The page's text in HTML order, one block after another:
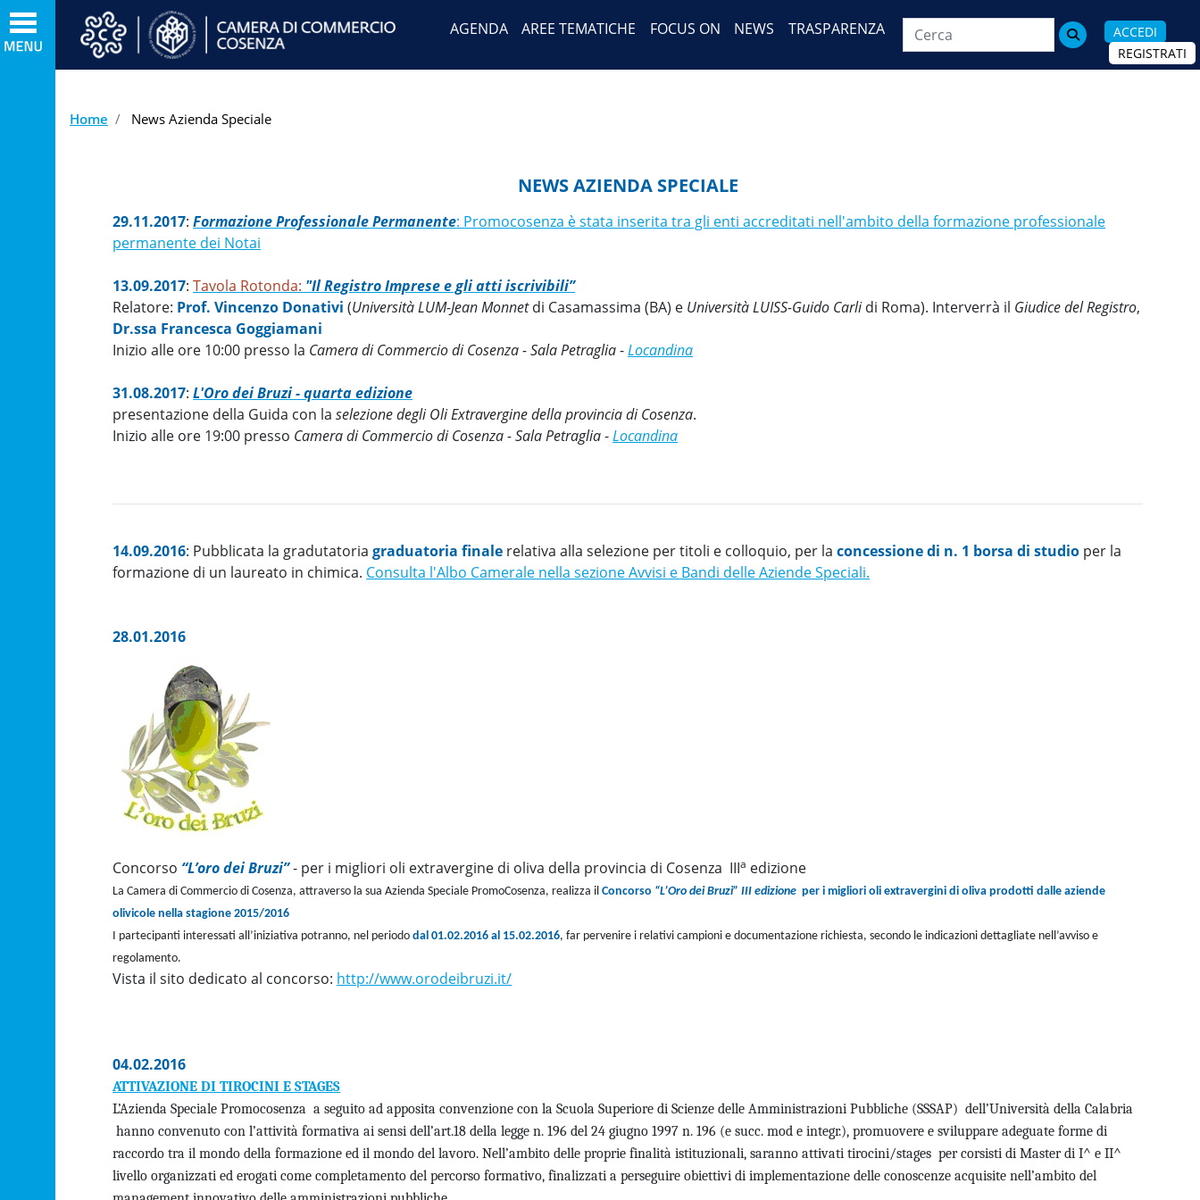
al
principale
AGENDA AREE TEMATICHE FOCUS ON NEWS TRASPARENZA 
ACCEDI
REGISTRATI
Home News Azienda Speciale
NEWS AZIENDA SPECIALE
29.11.2017:Formazione Professionale Permanente: Promocosenza è stata inserita tra gli enti accreditati nell'ambito della formazione professionale
permanente dei Notai
13.09.2017:Tavola Rotonda: "Il Registro Imprese e gli atti iscrivibili”
Relatore: Prof. Vincenzo Donativi (Università LUM-Jean Monnetdi Casamassima (BA) e Università LUISS-Guido Carlidi Roma). Interverrà il Giudice del Registro,
Dr.ssa Francesca Goggiamani
Inizio alle ore 10:00 presso la Camera di Commercio di Cosenza - Sala Petraglia-Locandina
31.08.2017:L'Oro dei Bruzi - quarta edizione
presentazione della Guida con laselezione degli Oli Extravergine della provincia di Cosenza.
Inizio alle ore 19:00 presso Camera di Commercio di Cosenza - Sala Petraglia-Locandina
14.09.2016: Pubblicata la gradutatoriagraduatoria finale relativa alla selezione per titoli e colloquio, per laconcessione di n. 1 borsa di studio per la
formazione di un laureato in chimica. Consulta l'Albo Camerale nella sezione Avvisi e Bandi delle Aziende Speciali.
28.01.2016
Concorso “L’oro dei Bruzi”- per i migliori oli extravergine di oliva della provincia di Cosenza IIIa edizione
La Camera di Commercio di Cosenza, attraverso la sua Azienda Speciale PromoCosenza, realizza ilConcorso “L’Oro dei Bruzi” III edizione per i migliori oli extravergini di oliva prodotti dalle aziende
olivicole nella stagione 2015/2016
I partecipanti interessati all’iniziativa potranno, nel periododal 01.02.2016 al 15.02.2016, far pervenire i relativi campioni e documentazione richiesta, secondo le indicazioni dettagliate nell’avviso e
regolamento.
Vista il sito dedicato al concorso: http://www.orodeibruzi.it/
04.02.2016
ATTIVAZIONE DI TIROCINI E STAGES
L’Azienda Speciale Promocosenza a seguito ad apposita convenzione con la Scuola Superiore di Scienze delle Amministrazioni Pubbliche (SSSAP) dell’Università della Calabria
hanno convenuto con l’attività formativa ai sensi dell’art.18 della legge n. 196 del 24 giugno 1997 n. 196 (e succ. mod e integr.), promuovere e sviluppare adeguate forme di
raccordo tra il mondo della formazione ed il mondo del lavoro. Nell’ambito delle proprie finalità istituzionali, saranno attivati tirocini/stages per corsisti di Master di I^ e II^
livello organizzati ed erogati come completamento del percorso formativo, finalizzati a perseguire obiettivi di implementazione delle conoscenze acquisite nell’ambito del